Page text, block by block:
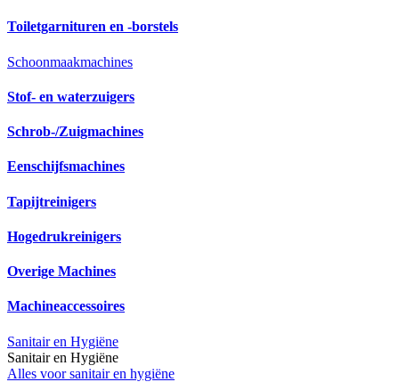
Toiletgarnituren en -borstels
Schoonmaakmachines
Stof- en waterzuigers
Schrob-/Zuigmachines
Eenschijfsmachines
Tapijtreinigers
Hogedrukreinigers
Overige Machines
Machineaccessoires
Sanitair en Hygiëne
Sanitair en Hygiëne
Alles voor sanitair en hygiëne